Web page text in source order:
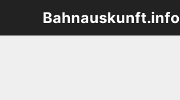
springen
Bahnauskunft.info